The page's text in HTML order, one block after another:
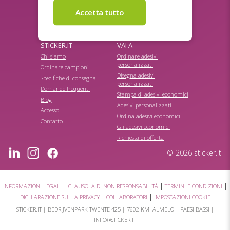
codici a barre/QR
personalizzate
Etichette prodotto
STICKER.IT
Chi siamo
Ordinare campioni
Specifiche di consegna
Domande frequenti
Blog
Accesso
Contatto
VAI A
Ordinare adesivi
personalizzati
Disegna adesivi
personalizzati
Stampa di adesivi economici
Adesivi personalizzati
Ordina adesivi economici
Gli adesivi economici
Richiesta di offerta
© 2026 sticker.it
INFORMAZIONI LEGALI | CLAUSOLA DI NON RESPONSABILITÀ|TERMINI E CONDIZIONI |
DICHIARAZIONE SULLA PRIVACY| COLLABORATORI | IMPOSTAZIONI COOKIE
STICKER.IT | BEDRIJVENPARK TWENTE 425| 7602 KM ALMELO| PAESI BASSI |
INFO@STICKER.IT